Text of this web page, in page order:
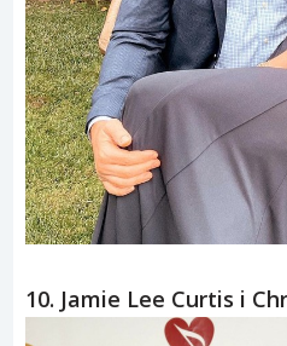
10. Jamie Lee Curtis i